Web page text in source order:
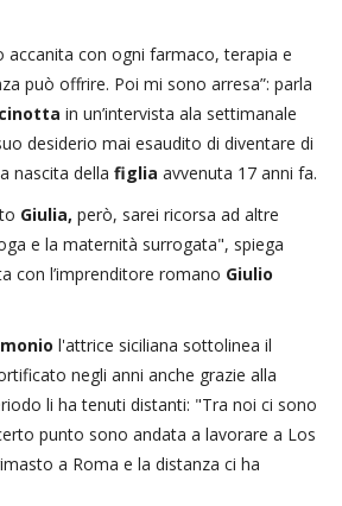
accanita con ogni farmaco, terapia e
può offrire. Poi mi sono arresa”: parla
in un’intervista ala settimanale
desiderio mai esaudito di diventare di
nascita della figlia avvenuta 17 anni fa.
Giulia, però, sarei ricorsa ad altre
e la maternità surrogata", spiega
con l’imprenditore romano Giulio
l'attrice siciliana sottolinea il
negli anni anche grazie alla
li ha tenuti distanti: "Tra noi ci sono
punto sono andata a lavorare a Los
a Roma e la distanza ci ha